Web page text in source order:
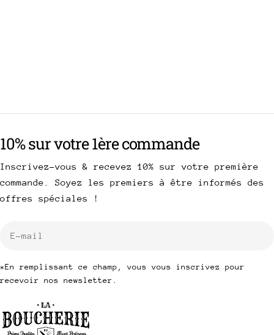
10% sur votre 1ère commande
Inscrivez-vous & recevez 10% sur votre première
commande. Soyez les premiers à être informés des
offres spéciales !
*En remplissant ce champ, vous vous inscrivez pour
recevoir nos newsletter.